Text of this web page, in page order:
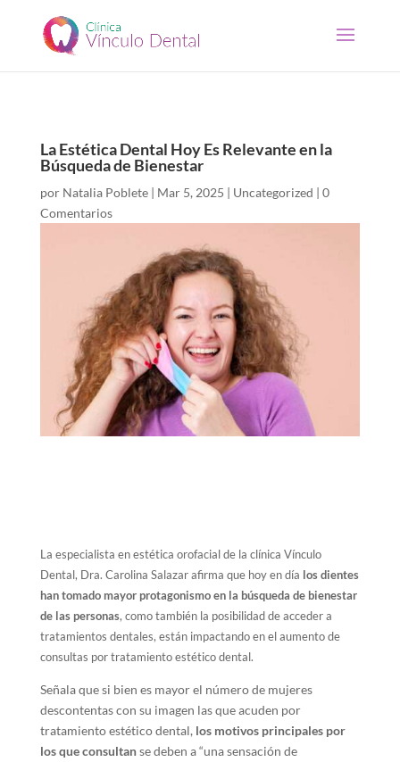
La Estética Dental Hoy Es Relevante en la
Búsqueda de Bienestar
por Natalia Poblete| Mar 5, 2025 | Uncategorized | 0
Comentarios
La especialista en estética orofacial de la clínica Vínculo
Dental, Dra. Carolina Salazar afirma que hoy en día los dientes
han tomado mayor protagonismo en la búsqueda de bienestar
de las personas, como también la posibilidad de acceder a
tratamientos dentales, están impactando en el aumento de
consultas por tratamiento estético dental.
Señala que si bien es mayor el número de mujeres
descontentas con su imagen las que acuden por
tratamiento estético dental, los motivos principales por
los que consultanse deben a “una sensación de